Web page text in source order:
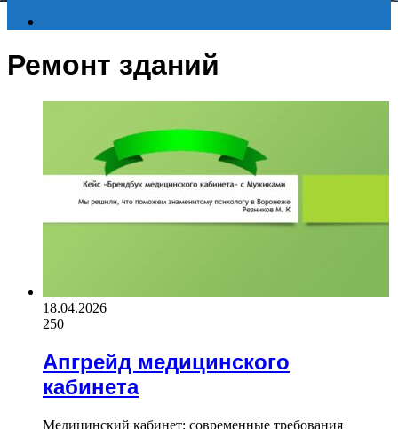
Ремонт зданий
18.04.2026
250
Апгрейд медицинского
кабинета
Медицинский кабинет: современные требования